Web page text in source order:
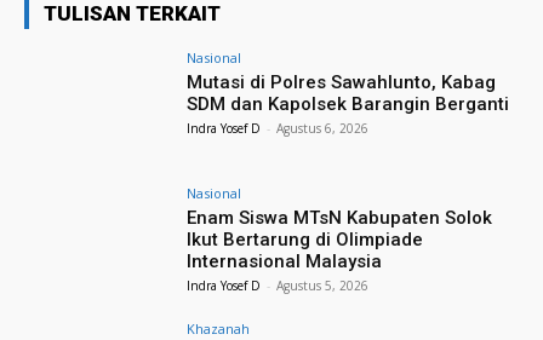
TULISAN TERKAIT
Nasional
Mutasi di Polres Sawahlunto, Kabag
SDM dan Kapolsek Barangin Berganti
Indra Yosef D - Agustus 6, 2026
Nasional
Enam Siswa MTsN Kabupaten Solok
Ikut Bertarung di Olimpiade
Internasional Malaysia
Indra Yosef D - Agustus 5, 2026
Khazanah